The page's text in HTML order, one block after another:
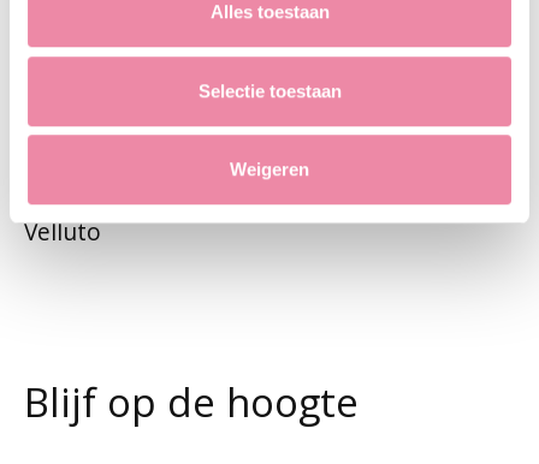
Alles toestaan
Selectie toestaan
Weigeren
Velluto
Blijf op de hoogte